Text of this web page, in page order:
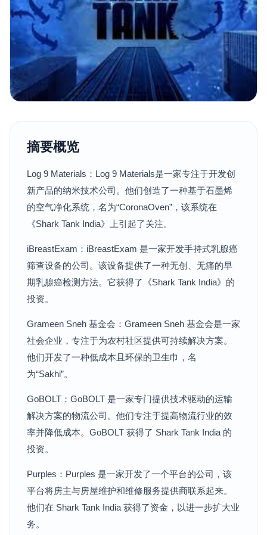
摘要概览
Log 9 Materials：Log 9 Materials是一家专注于开发创
新产品的纳米技术公司。他们创造了一种基于石墨烯
的空气净化系统，名为“CoronaOven”，该系统在
《Shark Tank India》上引起了关注。
iBreastExam：iBreastExam 是一家开发手持式乳腺癌
筛查设备的公司。该设备提供了一种无创、无痛的早
期乳腺癌检测方法。它获得了《Shark Tank India》的
投资。
Grameen Sneh 基金会：Grameen Sneh 基金会是一家
社会企业，专注于为农村社区提供可持续解决方案。
他们开发了一种低成本且环保的卫生巾，名
为“Sakhi”。
GoBOLT：GoBOLT 是一家专门提供技术驱动的运输
解决方案的物流公司。他们专注于提高物流行业的效
率并降低成本。GoBOLT 获得了 Shark Tank India 的
投资。
Purples：Purples 是一家开发了一个平台的公司，该
平台将房主与房屋维护和维修服务提供商联系起来。
他们在 Shark Tank India 获得了资金，以进一步扩大业
务。